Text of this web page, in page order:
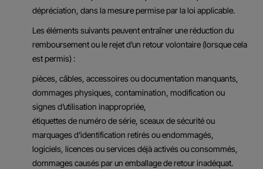
dépréciation, dans la mesure permise par la loi applicable.
Les éléments suivants peuvent entraîner une réduction du
remboursement ou le rejet d’un retour volontaire (lorsque cela
est permis) :
pièces, câbles, accessoires ou documentation manquants,
dommages physiques, contamination, modification ou
signes d’utilisation inappropriée,
étiquettes de numéro de série, sceaux de sécurité ou
marquages d’identification retirés ou endommagés,
logiciels, licences ou services déjà activés ou consommés,
dommages causés par un emballage de retour inadéquat.